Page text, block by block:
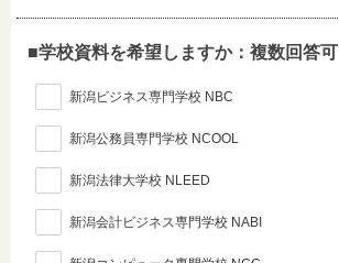
■学校資料を希望しますか：複数回答可
新潟ビジネス専門学校 NBC
新潟公務員専門学校 NCOOL
新潟法律大学校 NLEED
新潟会計ビジネス専門学校 NABI